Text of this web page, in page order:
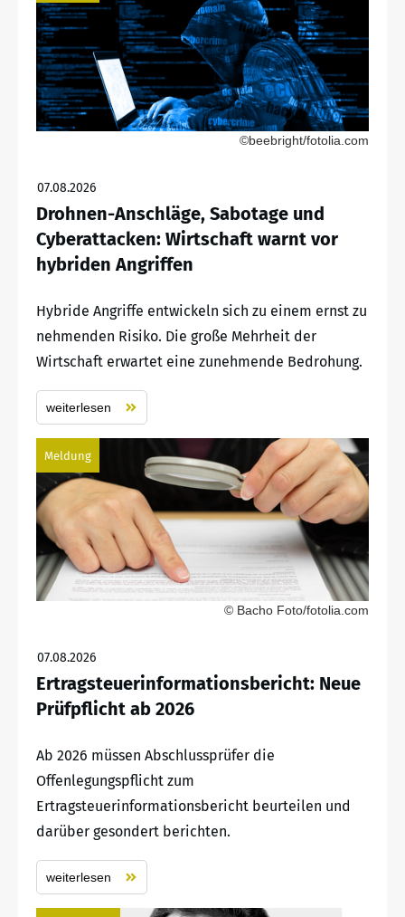
©beebright/fotolia.com
07.08.2026
Drohnen-Anschläge, Sabotage und
Cyberattacken: Wirtschaft warnt vor
hybriden Angriffen
Hybride Angriffe entwickeln sich zu einem ernst zu
nehmenden Risiko. Die große Mehrheit der
Wirtschaft erwartet eine zunehmende Bedrohung.
weiterlesen
Meldung
© Bacho Foto/fotolia.com
07.08.2026
Ertragsteuerinformationsbericht: Neue
Prüfpflicht ab 2026
Ab 2026 müssen Abschlussprüfer die
Offenlegungspflicht zum
Ertragsteuerinformationsbericht beurteilen und
darüber gesondert berichten.
weiterlesen